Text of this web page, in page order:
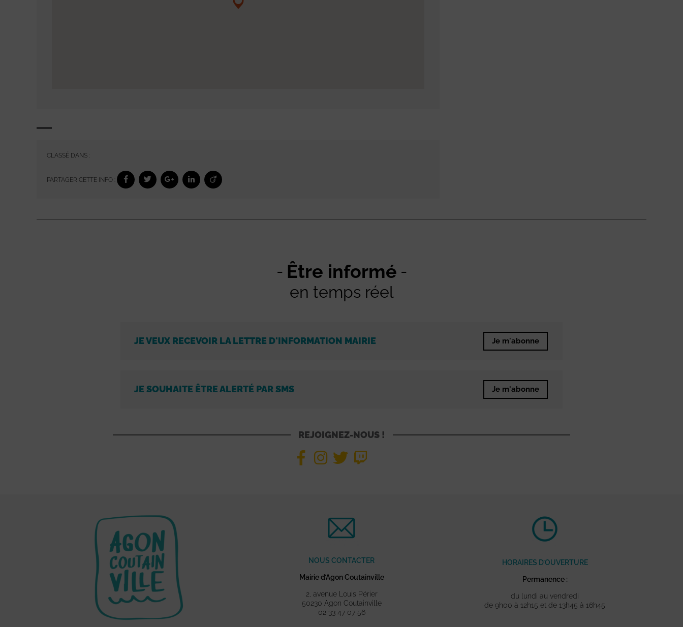
CLASSÉ DANS :
PARTAGER CETTE INFO :
Être informé
en temps réel
JE VEUX RECEVOIR LA LETTRE D'INFORMATION MAIRIE Je m'abonne
JE SOUHAITE ÊTRE ALERTÉ PAR SMS Je m'abonne
REJOIGNEZ-NOUS !
NOUS CONTACTER
Mairie d’Agon Coutainville
2, avenue Louis Périer
50230 Agon Coutainville
02 33 47 07 56
HORAIRES D’OUVERTURE
Permanence :
du lundi au vendredi
de 9h00 à 12h15 et de 13h45 à 16h45